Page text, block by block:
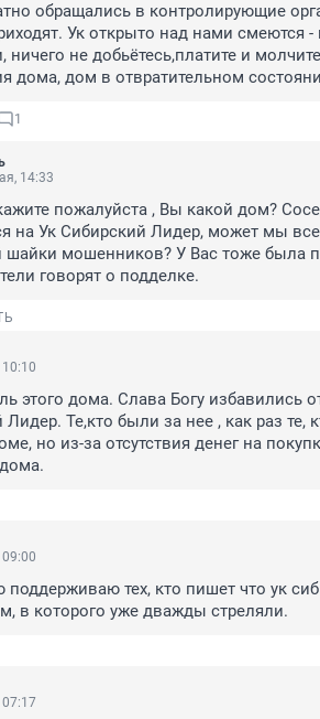
обращались в контролирующие
Ук открыто над нами смеются -
не добьётесь,платите и
дома, дом в отвратительном
1
14:33
пожалуйста , Вы какой дом?
на Ук Сибирский Лидер, может мы
шайки мошенников? У Вас тоже была
говорят о подделке.
этого дома. Слава Богу избавились
Лидер. Те,кто были за нее , как раз
но из-за отсутствия денег на
поддерживаю тех, кто пишет что ук
в которого уже дважды стреляли.